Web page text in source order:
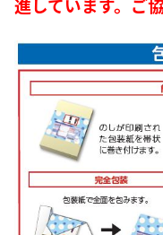
進しています。ご